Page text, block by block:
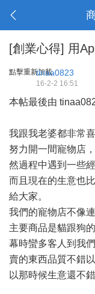
[創業心得] 用
點擊重新加載tinaa0823
16-2-2 16:51
本帖最後由
我跟我老婆都非常
努力開一間寵物店
然過程中遇到一些
而且現在的生意也
給大家。
我們的寵物店不像
主要商品是貓跟狗
幕時蠻多客人到我
賣的東西品質不錯
以那時候生意還不錯